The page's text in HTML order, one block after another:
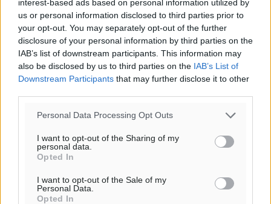
interest-based ads based on personal information utilized by
us or personal information disclosed to third parties prior to
your opt-out. You may separately opt-out of the further
disclosure of your personal information by third parties on the
IAB’s list of downstream participants. This information may
also be disclosed by us to third parties on the IAB’s List of
Downstream Participants that may further disclose it to other
Personal Data Processing Opt Outs
I want to opt-out of the Sharing of my
personal data.
Opted In
I want to opt-out of the Sale of my
Personal Data.
Opted In
28°
ΤΕ
29°
ΠΕ